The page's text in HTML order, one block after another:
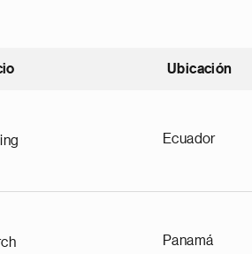
ascendente
Ubicación
Ecuador
Panamá